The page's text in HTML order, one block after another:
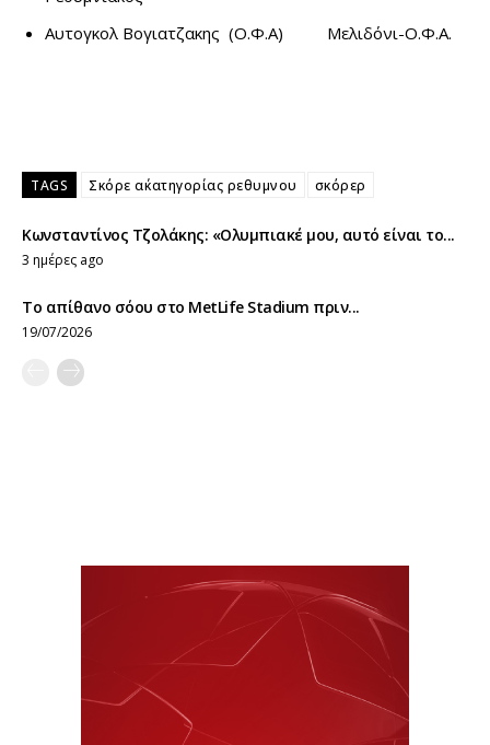
Αυτογκολ Βογιατζακης (Ο.Φ.Α) Μελιδόνι-Ο.Φ.Α.
TAGS Σκόρε α΄κατηγορίας ρεθυμνου σκόρερ
Κωνσταντίνος Τζολάκης: «Ολυμπιακέ μου, αυτό είναι το...
3 ημέρες ago
Το απίθανο σόου στο MetLife Stadium πριν...
19/07/2026